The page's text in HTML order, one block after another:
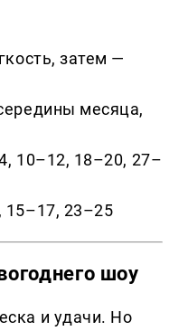
затем —
месяца,
10–12, 18–20, 27–
15–17, 23–25
шоу
и удачи. Но